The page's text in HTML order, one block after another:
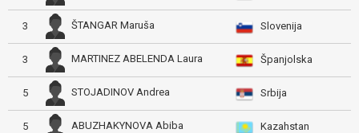
3 ŠTANGAR Maruša Slovenija
3 MARTINEZ ABELENDA Laura Španjolska
5 STOJADINOV Andrea Srbija
5 ABUZHAKYNOVA Abiba Kazahstan